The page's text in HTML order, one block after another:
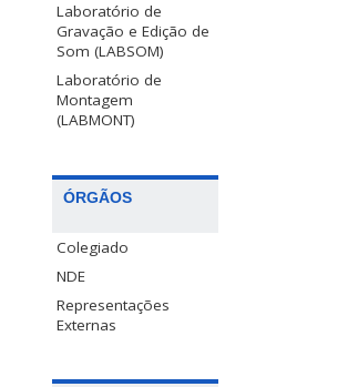
Laboratório de
Gravação e Edição de
Som (LABSOM)
Laboratório de
Montagem
(LABMONT)
ÓRGÃOS
Colegiado
NDE
Representações
Externas